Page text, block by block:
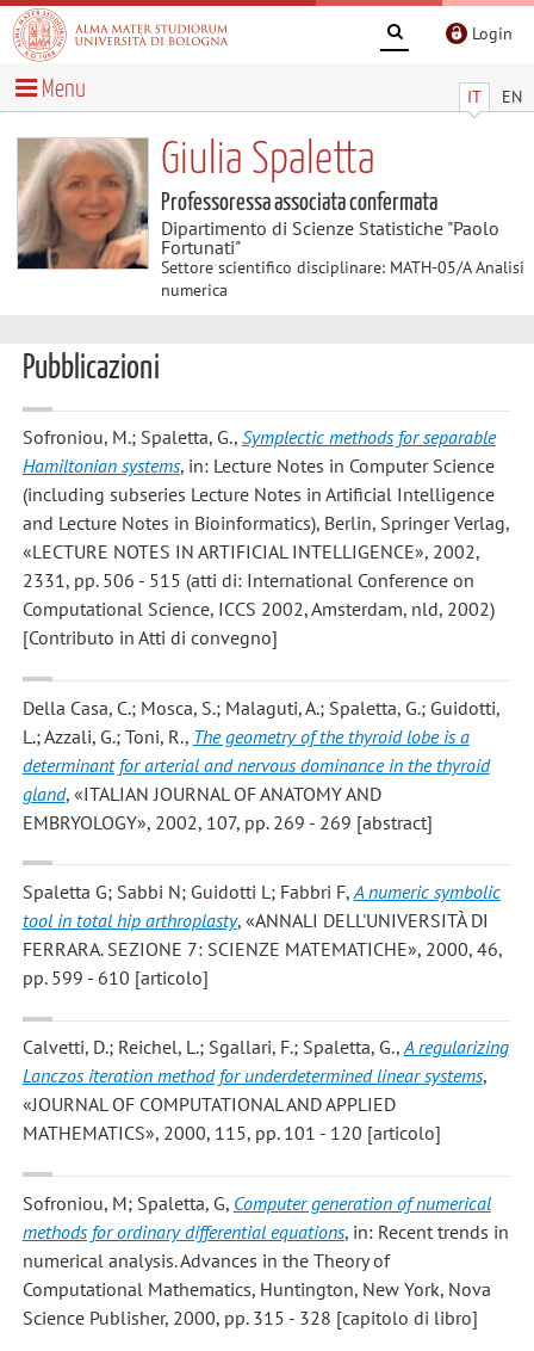
Login
IT EN
Menu
Giulia Spaletta
Professoressa associata confermata
Dipartimento di Scienze Statistiche "Paolo
Fortunati"
Settore scientifico disciplinare: MATH-05/A Analisi
numerica
Pubblicazioni
Sofroniou, M.; Spaletta, G., Symplectic methods for separable
Hamiltonian systems, in: Lecture Notes in Computer Science
(including subseries Lecture Notes in Artificial Intelligence
and Lecture Notes in Bioinformatics), Berlin, Springer Verlag,
«LECTURE NOTES IN ARTIFICIAL INTELLIGENCE», 2002,
2331, pp. 506 - 515 (atti di: International Conference on
Computational Science, ICCS 2002, Amsterdam, nld, 2002)
[Contributo in Atti di convegno]
Della Casa, C.; Mosca, S.; Malaguti, A.; Spaletta, G.; Guidotti,
L.; Azzali, G.; Toni, R., The geometry of the thyroid lobe is a
determinant for arterial and nervous dominance in the thyroid
gland, «ITALIAN JOURNAL OF ANATOMY AND
EMBRYOLOGY», 2002, 107, pp. 269 - 269 [abstract]
Spaletta G; Sabbi N; Guidotti L; Fabbri F,A numeric symbolic
tool in total hip arthroplasty, «ANNALI DELL'UNIVERSITÀ DI
FERRARA. SEZIONE 7: SCIENZE MATEMATICHE», 2000, 46,
pp. 599 - 610 [articolo]
Calvetti, D.; Reichel, L.; Sgallari, F.; Spaletta, G.,A regularizing
Lanczos iteration method for underdetermined linear systems,
«JOURNAL OF COMPUTATIONAL AND APPLIED
MATHEMATICS», 2000, 115, pp. 101 - 120 [articolo]
Sofroniou, M; Spaletta, G, Computer generation of numerical
methods for ordinary differential equations, in: Recent trends in
numerical analysis. Advances in the Theory of
Computational Mathematics, Huntington, New York, Nova
Science Publisher, 2000, pp. 315 - 328 [capitolo di libro]